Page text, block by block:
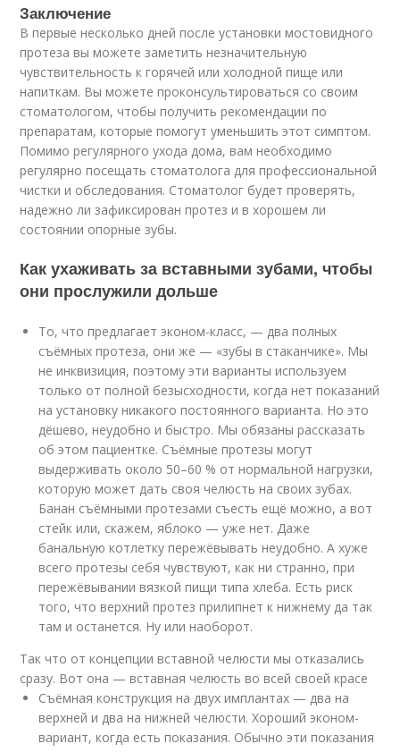
Заключение
В первые несколько дней после установки мостовидного
протеза вы можете заметить незначительную
чувствительность к горячей или холодной пище или
напиткам. Вы можете проконсультироваться со своим
стоматологом, чтобы получить рекомендации по
препаратам, которые помогут уменьшить этот симптом.
Помимо регулярного ухода дома, вам необходимо
регулярно посещать стоматолога для профессиональной
чистки и обследования. Стоматолог будет проверять,
надежно ли зафиксирован протез и в хорошем ли
состоянии опорные зубы.
Как ухаживать за вставными зубами, чтобы
они прослужили дольше
То, что предлагает эконом-класс, — два полных
съёмных протеза, они же — «зубы в стаканчике». Мы
не инквизиция, поэтому эти варианты используем
только от полной безысходности, когда нет показаний
на установку никакого постоянного варианта. Но это
дёшево, неудобно и быстро. Мы обязаны рассказать
об этом пациентке. Съёмные протезы могут
выдерживать около 50–60 % от нормальной нагрузки,
которую может дать своя челюсть на своих зубах.
Банан съёмными протезами съесть ещё можно, а вот
стейк или, скажем, яблоко — уже нет. Даже
банальную котлетку пережёвывать неудобно. А хуже
всего протезы себя чувствуют, как ни странно, при
пережёвывании вязкой пищи типа хлеба. Есть риск
того, что верхний протез прилипнет к нижнему да так
там и останется. Ну или наоборот.
Так что от концепции вставной челюсти мы отказались
сразу. Вот она — вставная челюсть во всей своей красе
Съёмная конструкция на двух имплантах — два на
верхней и два на нижней челюсти. Хороший эконом-
вариант, когда есть показания. Обычно эти показания